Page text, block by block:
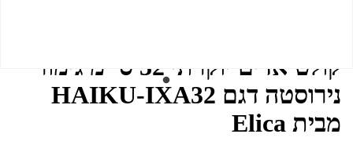
קולט אדים יוקרתי 32 ס"מ גימור
נירוסטה דגם HAIKU-IXA32
מבית Elica